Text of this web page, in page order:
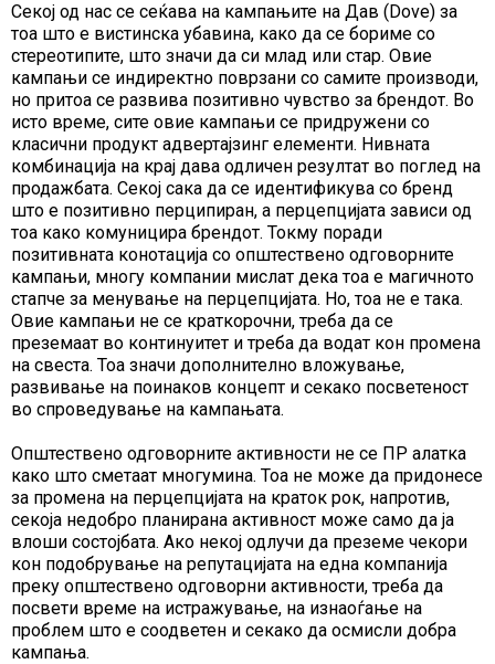
Секој од нас се сеќава на кампањите на Дав (Dove) за
тоа што е вистинска убавина, како да се бориме со
стереотипите, што значи да си млад или стар. Овие
кампањи се индиректно поврзани со самите производи,
но притоа се развива позитивно чувство за брендот. Во
исто време, сите овие кампањи се придружени со
класични продукт адвертајзинг елементи. Нивната
комбинација на крај дава одличен резултат во поглед на
продажбата. Секој сака да се идентификува со бренд
што е позитивно перципиран, а перцепцијата зависи од
тоа како комуницира брендот. Токму поради
позитивната конотација со општествено одговорните
кампањи, многу компании мислат дека тоа е магичното
стапче за менување на перцепцијата. Но, тоа не е така.
Овие кампањи не се краткорочни, треба да се
преземаат во континуитет и треба да водат кон промена
на свеста. Тоа значи дополнително вложување,
развивање на поинаков концепт и секако посветеност
во спроведување на кампањата.
Општествено одговорните активности не се ПР алатка
како што сметаат многумина. Тоа не може да придонесе
за промена на перцепцијата на краток рок, напротив,
секоја недобро планирана активност може само да ја
влоши состојбата. Ако некој одлучи да преземе чекори
кон подобрување на репутацијата на една компанија
преку општествено одговорни активности, треба да
посвети време на истражување, на изнаоѓање на
проблем што е соодветен и секако да осмисли добра
кампања.